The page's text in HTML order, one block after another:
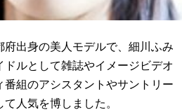
出身の美人モデルで、細川ふみ
ドルとして雑誌やイメージビデオ
組のアシスタントやサントリー
人気を博しました。